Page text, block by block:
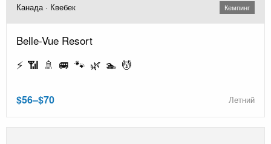
Канада · Квебек Кемпинг
Belle-Vue Resort
⚡ 📶 🚿 🚐 🐾 🌿 🏊 💆
$56–$70 Летний